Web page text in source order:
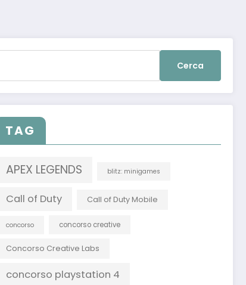
TAG
APEX LEGENDS blitz: minigames
Call of Duty Call of Duty Mobile
concorso concorso creative
Concorso Creative Labs
concorso playstation 4